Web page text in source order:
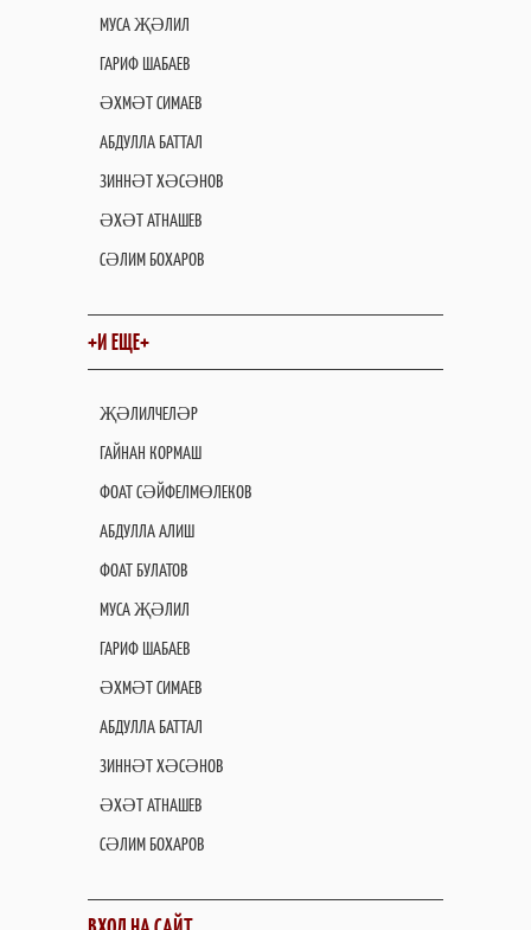
МУСА ҖӘЛИЛ
ГАРИФ ШАБАЕВ
ӘХМӘТ СИМАЕВ
АБДУЛЛА БАТТАЛ
ЗИННӘТ ХӘСӘНОВ
ӘХӘТ АТНАШЕВ
СӘЛИМ БОХАРОВ
+И ЕЩЕ+
ҖӘЛИЛЧЕЛӘР
ГАЙНАН КОРМАШ
ФОАТ СӘЙФЕЛМӨЛЕКОВ
АБДУЛЛА АЛИШ
ФОАТ БУЛАТОВ
МУСА ҖӘЛИЛ
ГАРИФ ШАБАЕВ
ӘХМӘТ СИМАЕВ
АБДУЛЛА БАТТАЛ
ЗИННӘТ ХӘСӘНОВ
ӘХӘТ АТНАШЕВ
СӘЛИМ БОХАРОВ